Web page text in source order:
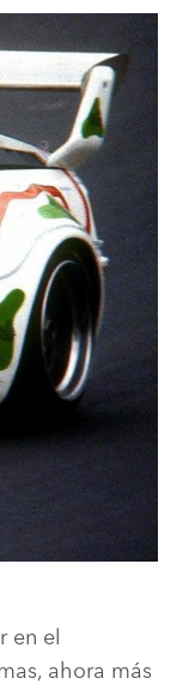
en el
ahora más